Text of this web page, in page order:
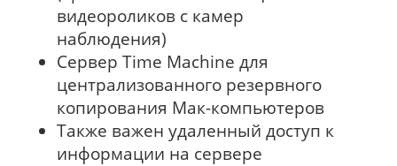
видеороликов с камер
наблюдения)
Сервер Time Machine для
централизованного резервного
копирования Мак-компьютеров
Также важен удаленный доступ к
информации на сервере